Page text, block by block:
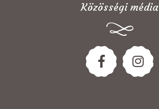
Közösségi média